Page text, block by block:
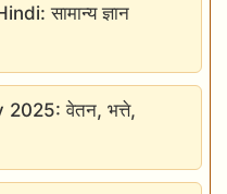
है
?
सामान्य ज्ञान
वेतन, भत्ते,